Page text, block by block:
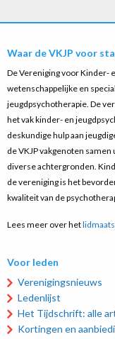
Waar de VKJP voor
De Vereniging voor Kinder-
wetenschappelijke en
jeugdpsychotherapie. De
het vak kinder- en
deskundige hulp aan
de VKJP vakgenoten
diverse achtergronden.
de vereniging is het
kwaliteit van de
Lees meer over het
Voor leden
Verenigingsnieuws
Ledenlijst
Het Tijdschrift: alle
Kortingen en